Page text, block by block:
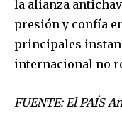
la alianza
presión y confía
principales
internacional no
FUENTE: El PAÍS